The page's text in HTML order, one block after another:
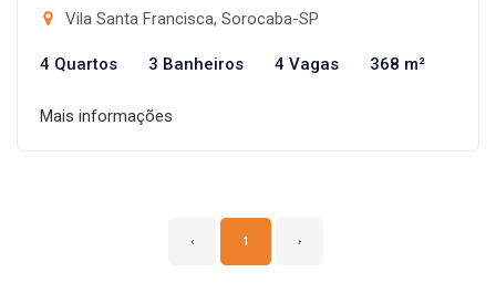
Vila Santa Francisca, Sorocaba-SP
4 Quartos 3 Banheiros 4 Vagas 368 m²
Mais informações
‹ 1 ›